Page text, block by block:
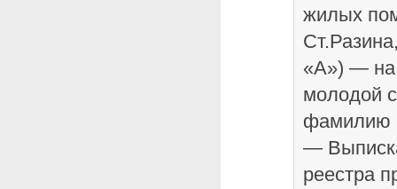
жилых
«А») — на
молодой
фамилию
—
реестра